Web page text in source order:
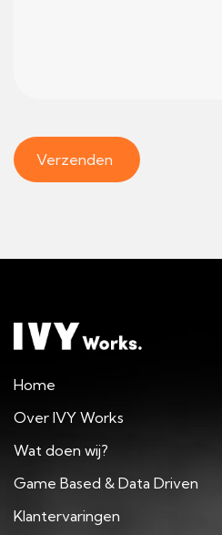
Home
Over IVY Works
Wat doen wij?
Game Based & Data Driven
Klantervaringen